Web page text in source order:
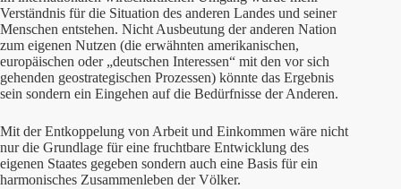
Verständnis für die Situation des anderen Landes und seiner
Menschen entstehen. Nicht Ausbeutung der anderen Nation
zum eigenen Nutzen (die erwähnten amerikanischen,
europäischen oder „deutschen Interessen“ mit den vor sich
gehenden geostrategischen Prozessen) könnte das Ergebnis
sein sondern ein Eingehen auf die Bedürfnisse der Anderen.
Mit der Entkoppelung von Arbeit und Einkommen wäre nicht
nur die Grundlage für eine fruchtbare Entwicklung des
eigenen Staates gegeben sondern auch eine Basis für ein
harmonisches Zusammenleben der Völker.